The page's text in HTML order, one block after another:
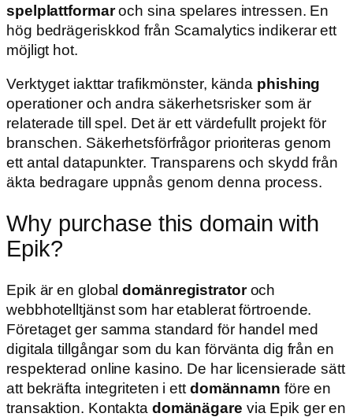
spelplattformaroch sina spelares intressen. En
hög bedrägeriskkod från Scamalytics indikerar ett
möjligt hot.
Verktyget iakttar trafikmönster, kända phishing
operationer och andra säkerhetsrisker som är
relaterade till spel. Det är ett värdefullt projekt för
branschen. Säkerhetsförfrågor prioriteras genom
ett antal datapunkter. Transparens och skydd från
äkta bedragare uppnås genom denna process.
Why purchase this domain with
Epik?
Epik är en globaldomänregistratoroch
webbhotelltjänst som har etablerat förtroende.
Företaget ger samma standard för handel med
digitala tillgångar som du kan förvänta dig från en
respekterad online kasino. De har licensierade sätt
att bekräfta integriteten i ett domännamn före en
transaktion. Kontakta domänägare via Epik ger en